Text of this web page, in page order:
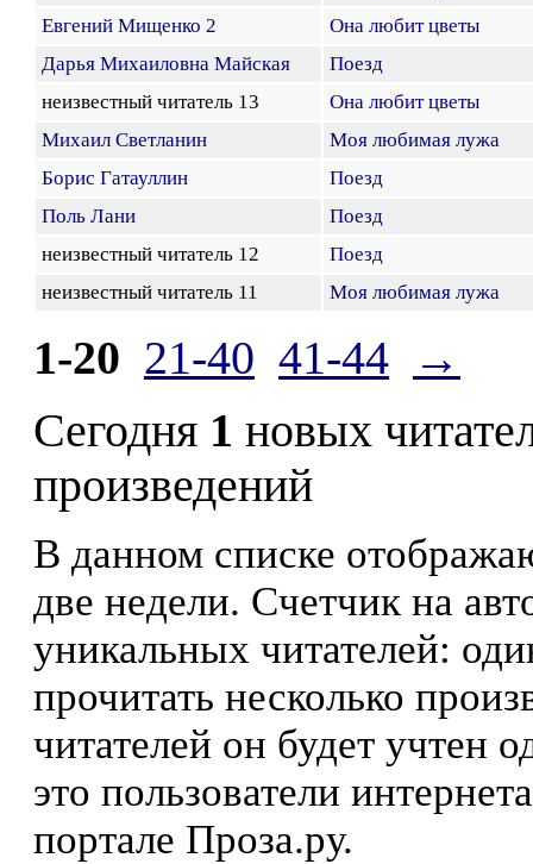
Евгений Мищенко 2
Она любит цветы
Дарья Михаиловна Майская
Поезд
неизвестный читатель 13
Она любит цветы
Михаил Светланин
Моя любимая лужа
Борис Гатауллин
Поезд
Поль Лани
Поезд
неизвестный читатель 12
Поезд
неизвестный читатель 11
Моя любимая лужа
1-20 21-40 41-44
→
Сегодня 1 новых
произведений
В данном списке
две недели. Счетчик на
уникальных читателей:
прочитать несколько
читателей он будет учтен
это пользователи
портале Проза.ру.